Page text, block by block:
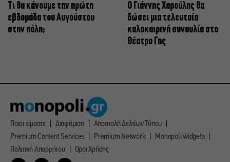
Τι θα κάνουμε την πρώτη
εβδομάδα του Αυγούστου
στην πόλη;
Ο Γιάννης Χαρούλης θα
δώσει μια τελευταία
καλοκαιρινή συναυλία στο
Θέατρο Γης
Ποιοι είμαστε Διαφήμιση
Αποστολή Δελτίων Τύπου
Premium Content Services
Premium Network
Monopoli widgets
Πολιτική Απορρήτου
Οροι Χρήσης